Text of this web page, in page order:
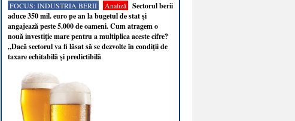
FOCUS: INDUSTRIA BERII Analiză
Sectorul berii
aduce 350 mil. euro pe an la bugetul de stat şi
angajează peste 5.000 de oameni. Cum atragem o
nouă investiţie mare pentru a multiplica aceste cifre?
„Dacă sectorul va fi lăsat să se dezvolte în condiţii de
taxare echitabilă şi predictibilă